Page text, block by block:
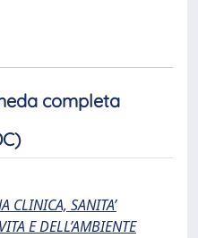
completa
CLINICA, SANITA’
E DELL’AMBIENTE